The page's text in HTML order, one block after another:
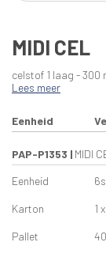
MIDI CEL
celstof 1 laag - 300
Lees meer
Eenheid
PAP-P1353 | MIDI
Eenheid
Karton 1
Pallet